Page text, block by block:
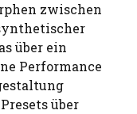
zwischen
über ein
Performance
über